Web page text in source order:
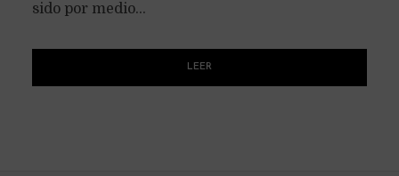
sido por medio...
LEER